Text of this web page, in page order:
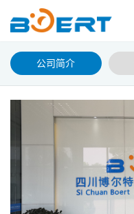
公司简介